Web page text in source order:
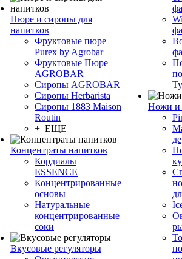
Пюре и сиропы для
напитков
Фруктовые пюре
Purex by Agrobar
Фруктовые Пюре
AGROBAR
Сиропы AGROBAR
Сиропы Herbarista
Сиропы 1883 Maison
Routin
+ ЕЩЕ
Концентраты напитков
Кордиалы
ESSENCE
Концентрированные
основы
Натуральные
концентрированные
соки
Вкусовые регуляторы
Ножи и